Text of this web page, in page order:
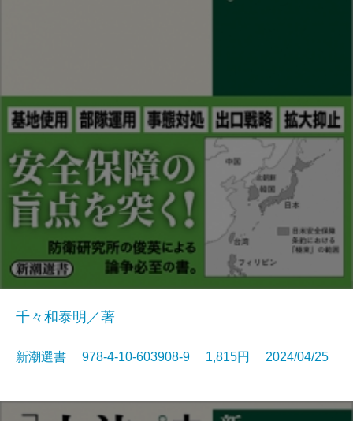
千々和泰明／著
新潮選書 978-4-10-603908-9 1,815円 2024/04/25